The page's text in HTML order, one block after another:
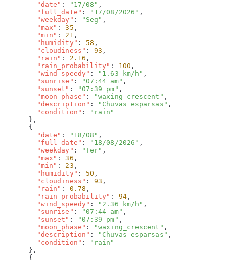
        "date"
: "17/08"
        "full_date"
: "17/08/2026"
        "weekday"
: "Seg"
        "max"
: 35
        "min"
: 21
        "humidity"
: 58
        "cloudiness"
: 93
        "rain"
: 2.16
        "rain_probability"
: 100
        "wind_speedy"
: "1.63 km/h"
        "sunrise"
: "07:44 am"
        "sunset"
: "07:39 pm"
        "moon_phase"
: "waxing_crescent"
        "description"
: "Chuvas esparsas"
        "condition"
:
        "date"
: "18/08"
        "full_date"
: "18/08/2026"
        "weekday"
: "Ter"
        "max"
: 36
        "min"
: 23
        "humidity"
: 50
        "cloudiness"
: 93
        "rain"
: 0.78
        "rain_probability"
: 94
        "wind_speedy"
: "2.36 km/h"
        "sunrise"
: "07:44 am"
        "sunset"
: "07:39 pm"
        "moon_phase"
: "waxing_crescent"
        "description"
: "Chuvas esparsas"
        "condition"
: